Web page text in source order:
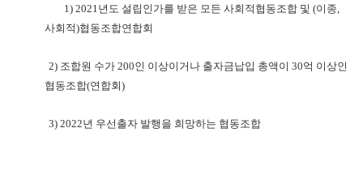
1) 2021년도 설립인가를 받은 모든 사회적협동조합 및(이종,
사회적)협동조합연합회
2) 조합원 수가 200인 이상이거나 출자금납입 총액이 30억 이상인
협동조합(연합회)
3) 2022년 우선출자 발행을 희망하는 협동조합